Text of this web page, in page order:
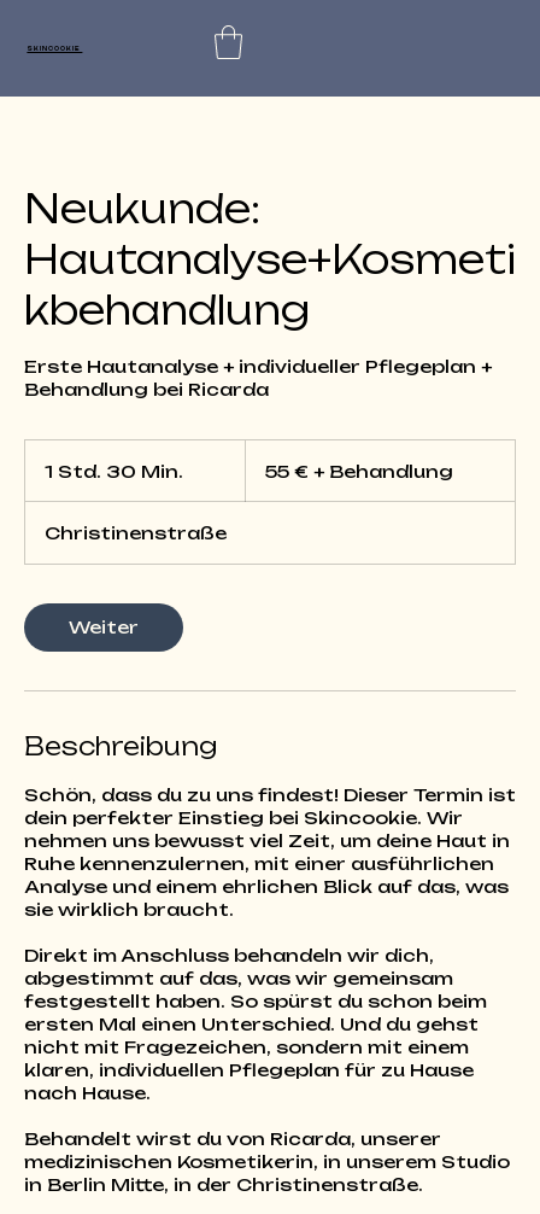
SKINCOOKIE
Neukunde:
Hautanalyse+Kosmeti
kbehandlung
Erste Hautanalyse + individueller Pflegeplan +
Behandlung bei Ricarda
1 Std. 30 Min.
d
3
55 € + Behandlung
Christinenstraße
Weiter
Beschreibung
Schön, dass du zu uns findest! Dieser Termin ist
dein perfekter Einstieg bei Skincookie. Wir
nehmen uns bewusst viel Zeit, um deine Haut in
Ruhe kennenzulernen, mit einer ausführlichen
Analyse und einem ehrlichen Blick auf das, was
sie wirklich braucht.
Direkt im Anschluss behandeln wir dich,
abgestimmt auf das, was wir gemeinsam
festgestellt haben. So spürst du schon beim
ersten Mal einen Unterschied. Und du gehst
nicht mit Fragezeichen, sondern mit einem
klaren, individuellen Pflegeplan für zu Hause
nach Hause.
Behandelt wirst du von Ricarda, unserer
medizinischen Kosmetikerin, in unserem Studio
in Berlin Mitte, in der Christinenstraße.